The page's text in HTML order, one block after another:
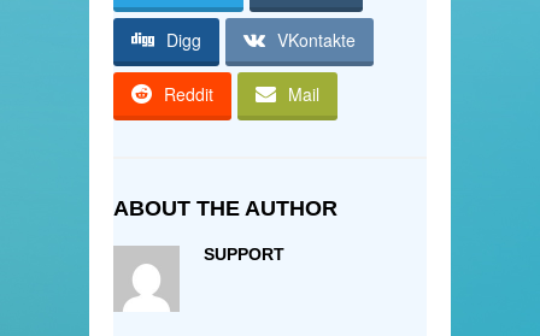
Digg VKontakte
Reddit Mail
ABOUT THE AUTHOR
SUPPORT